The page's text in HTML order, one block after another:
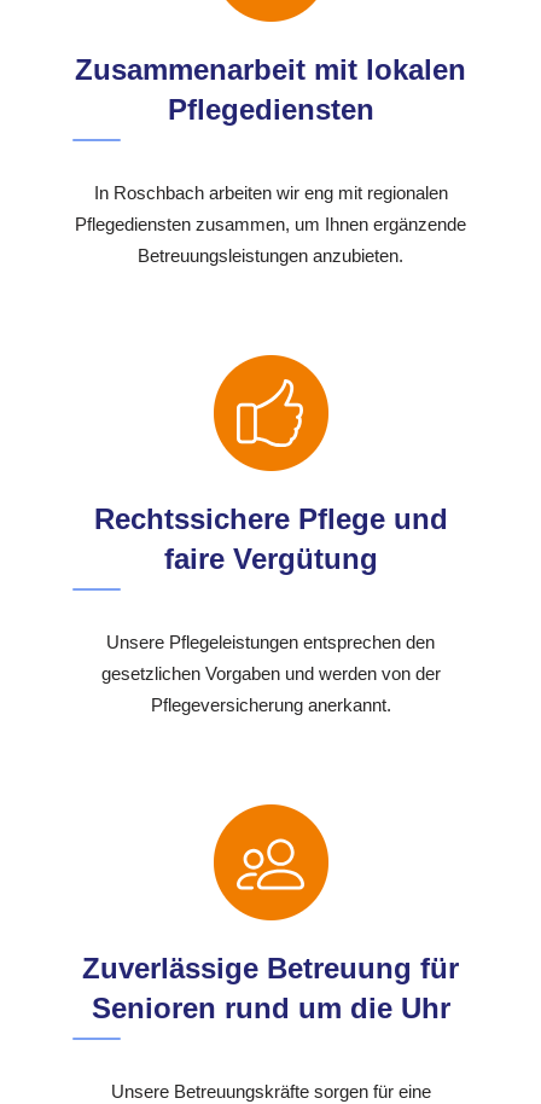
Zusammenarbeit mit lokalen
Pflegediensten
In Roschbach arbeiten wir eng mit regionalen
Pflegediensten zusammen, um Ihnen ergänzende
Betreuungsleistungen anzubieten.
Rechtssichere Pflege und
faire Vergütung
Unsere Pflegeleistungen entsprechen den
gesetzlichen Vorgaben und werden von der
Pflegeversicherung anerkannt.
Zuverlässige Betreuung für
Senioren rund um die Uhr
Unsere Betreuungskräfte sorgen für eine